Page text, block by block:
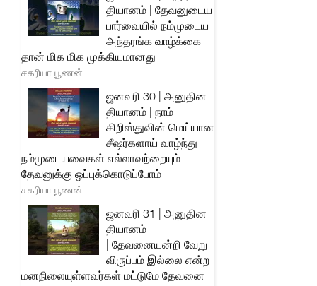
தியானம் | தேவனுடைய
பார்வையில் நம்முடைய
அந்தரங்க வாழ்க்கை
தான் மிக மிக முக்கியமானது
சகரியா பூணன்
ஜனவரி 30 | அனுதின
தியானம் | நாம்
கிறிஸ்துவின் மெய்யான
சீஷர்களாய் வாழ்ந்து
நம்முடையவைகள் எல்லாவற்றையும்
தேவனுக்கு ஒப்புக்கொடுப்போம்
சகரியா பூணன்
ஜனவரி 31 | அனுதின
தியானம்
| தேவனையன்றி வேறு
விருப்பம் இல்லை என்ற
மனநிலையுள்ளவர்கள் மட்டுமே தேவனை